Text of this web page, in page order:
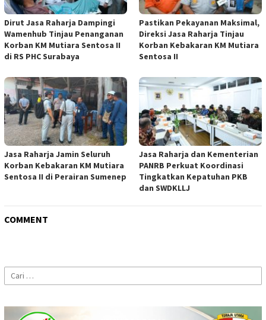
Dirut Jasa Raharja Dampingi
Wamenhub Tinjau Penanganan
Korban KM Mutiara Sentosa II
di RS PHC Surabaya
Pastikan Pekayanan Maksimal,
Direksi Jasa Raharja Tinjau
Korban Kebakaran KM Mutiara
Sentosa II
Jasa Raharja Jamin Seluruh
Korban Kebakaran KM Mutiara
Sentosa II di Perairan Sumenep
Jasa Raharja dan Kementerian
PANRB Perkuat Koordinasi
Tingkatkan Kepatuhan PKB
dan SWDKLLJ
COMMENT
Cari
untuk: